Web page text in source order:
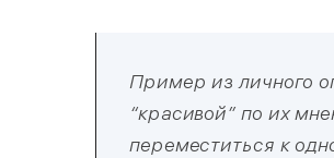
Пример из личного
“красивой” по их
переместиться к